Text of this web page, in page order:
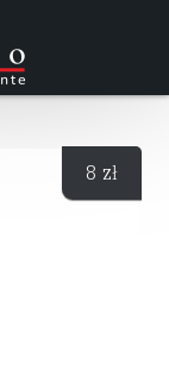
8 zł